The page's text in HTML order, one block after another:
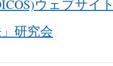
ウェブサイ
研究会